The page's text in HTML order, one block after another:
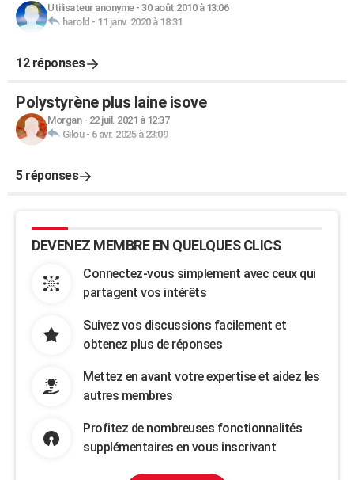
Utilisateur anonyme- 30 août 2010 à 13:06
harold - 11 janv. 2020 à 18:31
12 réponses
Polystyrène plus laine isove
Morgan- 22 juil. 2021 à 12:37
Gilou- 6 avr. 2025 à 23:09
5 réponses
DEVENEZ MEMBRE EN QUELQUES CLICS
Connectez-vous simplement avec ceux qui
partagent vos intérêts
Suivez vos discussions facilement et
obtenez plus de réponses
Mettez en avant votre expertise et aidez les
autres membres
Profitez de nombreuses fonctionnalités
supplémentaires en vous inscrivant